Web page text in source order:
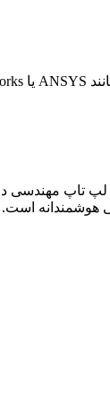
ANSYS یا
هوشمندانه است.